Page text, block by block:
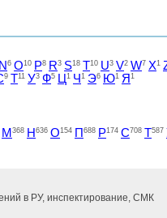
N 6 O10 P8 R3 S18 T10 U3 V2 W7 X1
9 Т11 У3 Ф5 Ц 1 Ч 1 Э6 Ю1 Я 1
М 368 Н 636 О154 П 688 Р174 С708 Т587
в РУ, инспектирование, СМК